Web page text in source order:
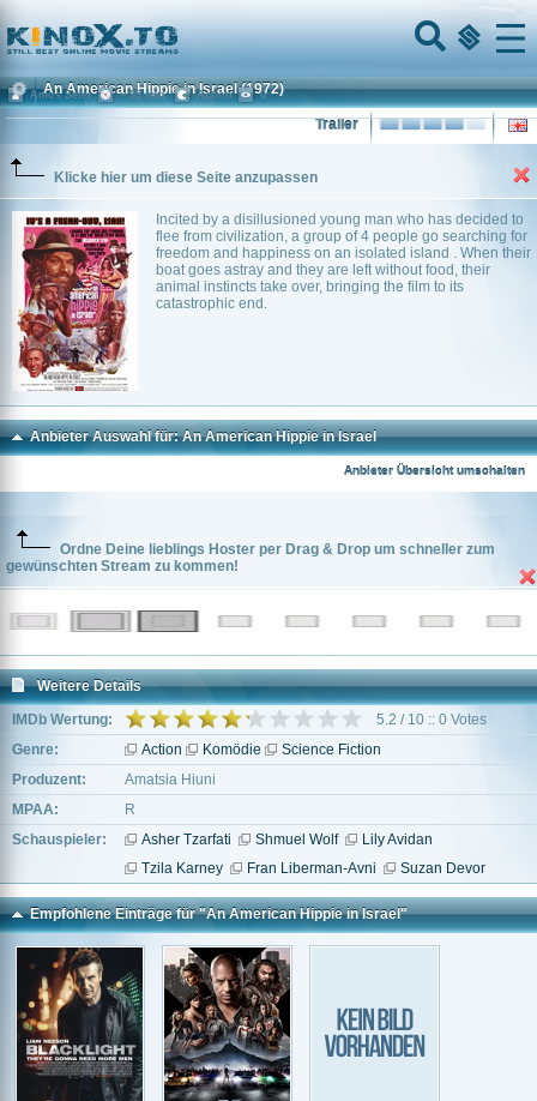
Home
Menu
An American Hippie in Israel (1972)
Trailer
Klicke hier um diese Seite anzupassen
Incited by a disillusioned young man who has decided to
flee from civilization, a group of 4 people go searching for
freedom and happiness on an isolated island . When their
boat goes astray and they are left without food, their
animal instincts take over, bringing the film to its
catastrophic end.
Amos Sefer ~ 95 min. Action 0
Anbieter Auswahl für: An American Hippie in Israel
Anbieter Übersicht umschalten
Ordne Deine lieblings Hoster per Drag & Drop um schneller zum
gewünschten Stream zu kommen!
Weitere Details
IMDb Wertung:
5.2 / 10 :: 0 Votes
Genre:
Action Komödie
Science Fiction
Produzent:
Amatsia Hiuni
MPAA:
R
Schauspieler:
Asher Tzarfati Shmuel Wolf
Lily Avidan
Tzila Karney
Fran Liberman-Avni Suzan Devor
Empfohlene Einträge für "An American Hippie in Israel"